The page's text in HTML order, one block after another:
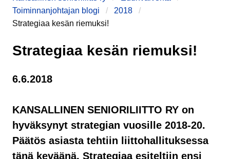
Toiminnanjohtajan blogi
2018
Strategiaa kesän riemuksi!
Strategiaa kesän riemuksi!
6.6.2018
KANSALLINEN SENIORILIITTO RY on
hyväksynyt strategian vuosille 2018-20.
Päätös asiasta tehtiin liittohallituksessa
tänä keväänä. Strategiaa esiteltiin ensi